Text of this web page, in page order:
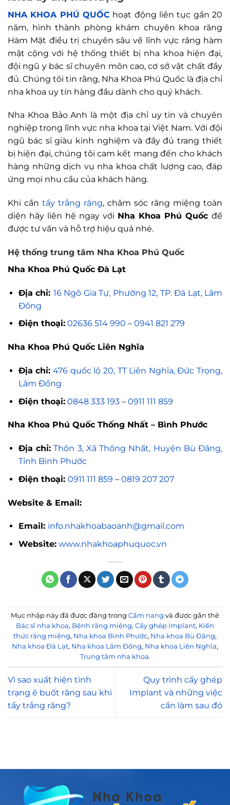
NHA KHOA PHÚ QUỐC hoạt động liên tục gần 20
năm, hình thành phòng khám chuyên khoa răng
Hàm Mặt điều trị chuyên sâu về lĩnh vực răng hàm
mặt cộng với hệ thống thiết bị nha khoa hiện đại,
đội ngũ y bác sĩ chuyên môn cao, cơ sở vật chất đầy
đủ. Chúng tôi tin rằng, Nha Khoa Phú Quốc là địa chỉ
nha khoa uy tín hàng đầu dành cho quý khách.
Nha Khoa Bảo Anh là một địa chỉ uy tín và chuyên
nghiệp trong lĩnh vực nha khoa tại Việt Nam. Với đội
ngũ bác sĩ giàu kinh nghiệm và đầy đủ trang thiết
bị hiện đại, chúng tôi cam kết mang đến cho khách
hàng những dịch vụ nha khoa chất lượng cao, đáp
ứng mọi nhu cầu của khách hàng.
Khi cần tẩy trắng răng, chăm sóc răng miệng toàn
diện hãy liên hệ ngay với Nha Khoa Phú Quốc để
được tư vấn và hỗ trợ hiệu quả nhé.
Hệ thống trung tâm Nha Khoa Phú Quốc
Nha Khoa Phú Quốc Đà Lạt
Địa chỉ: 16 Ngô Gia Tự, Phường 12, TP. Đà Lạt, Lâm
Đồng
Điện thoại: 02636 514 990 – 0941 821 279
Nha Khoa Phú Quốc Liên Nghĩa
Địa chỉ: 476 quốc lộ 20, TT Liên Nghĩa, Đức Trọng,
Lâm Đồng
Điện thoại: 0848 333 193– 0911 111 859
Nha Khoa Phú Quốc Thống Nhất – Bình Phước
Địa chỉ: Thôn 3, Xã Thống Nhất, Huyện Bù Đăng,
Tỉnh Bình Phước
Điện thoại: 0911 111 859 – 0819 207 207
Website & Email:
Email: info.nhakhoabaoanh@gmail.com
Website: www.nhakhoaphuquoc.vn
Mục nhập này đã được đăng trong Cẩm nang và được gắn thẻ
Bác sĩ nha khoa, Bệnh răng miệng, Cấy ghép Implant, Kiến
thức răng miệng, Nha khoa Bình Phước, Nha khoa Bù Đăng,
Nha khoa Đà Lạt, Nha khoa Lâm Đồng, Nha khoa Liên Nghĩa,
Trung tâm nha khoa.
Vì sao xuất hiện tình
trạng ê buốt răng sau khi
tẩy trắng răng?
Quy trình cấy ghép
Implant và những việc
cần làm sau đó